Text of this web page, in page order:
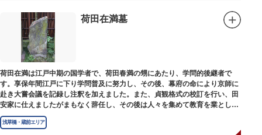
荷田在満墓
荷田在満は江戸中期の国学者で、荷田春満の甥にあたり、学問的後継者で
す。享保年間江戸に下り学問普及に努力し、その後、幕府の命により京師に
赴き大嘗会議を記録し注釈を加えました。また、貞観格式の校訂を行い、田
安家に仕えましたがまもなく辞任し、その後は人々を集めて教育を業としま
した。お墓は金竜寺（きんりゅうじ）境内にあります。
浅草橋・蔵前エリア